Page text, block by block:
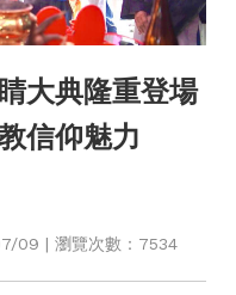
大典隆重登場
信仰魅力
09 | 瀏覽次數：7534